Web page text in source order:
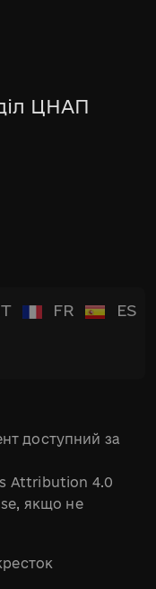
ЦНАП
FR ES
доступний за
Attribution 4.0
якщо не